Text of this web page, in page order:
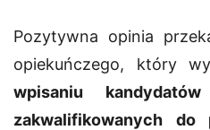
Pozytywna opinia
opiekuńczego, który
wpisaniu
zakwalifikowanych do